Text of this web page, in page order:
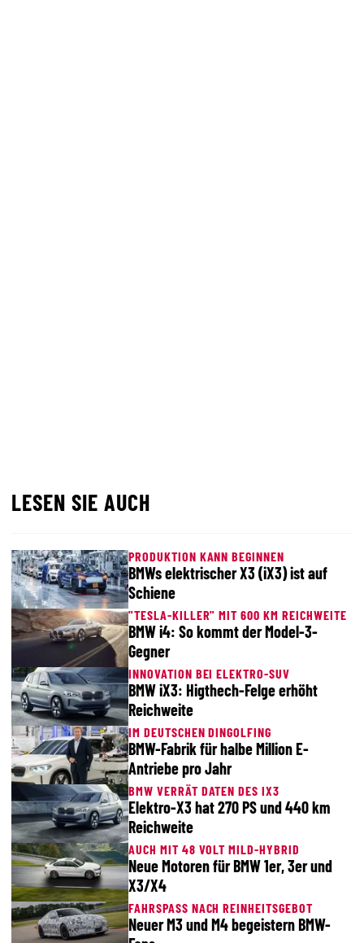
LESEN SIE AUCH
PRODUKTION KANN BEGINNEN
BMWs elektrischer X3 (iX3) ist auf
Schiene
"TESLA-KILLER" MIT 600 KM REICHWEITE
BMW i4: So kommt der Model-3-
Gegner
INNOVATION BEI ELEKTRO-SUV
BMW iX3: Higthech-Felge erhöht
Reichweite
IM DEUTSCHEN DINGOLFING
BMW-Fabrik für halbe Million E-
Antriebe pro Jahr
BMW VERRÄT DATEN DES IX3
Elektro-X3 hat 270 PS und 440 km
Reichweite
AUCH MIT 48 VOLT MILD-HYBRID
Neue Motoren für BMW 1er, 3er und
X3/X4
FAHRSPASS NACH REINHEITSGEBOT
Neuer M3 und M4 begeistern BMW-